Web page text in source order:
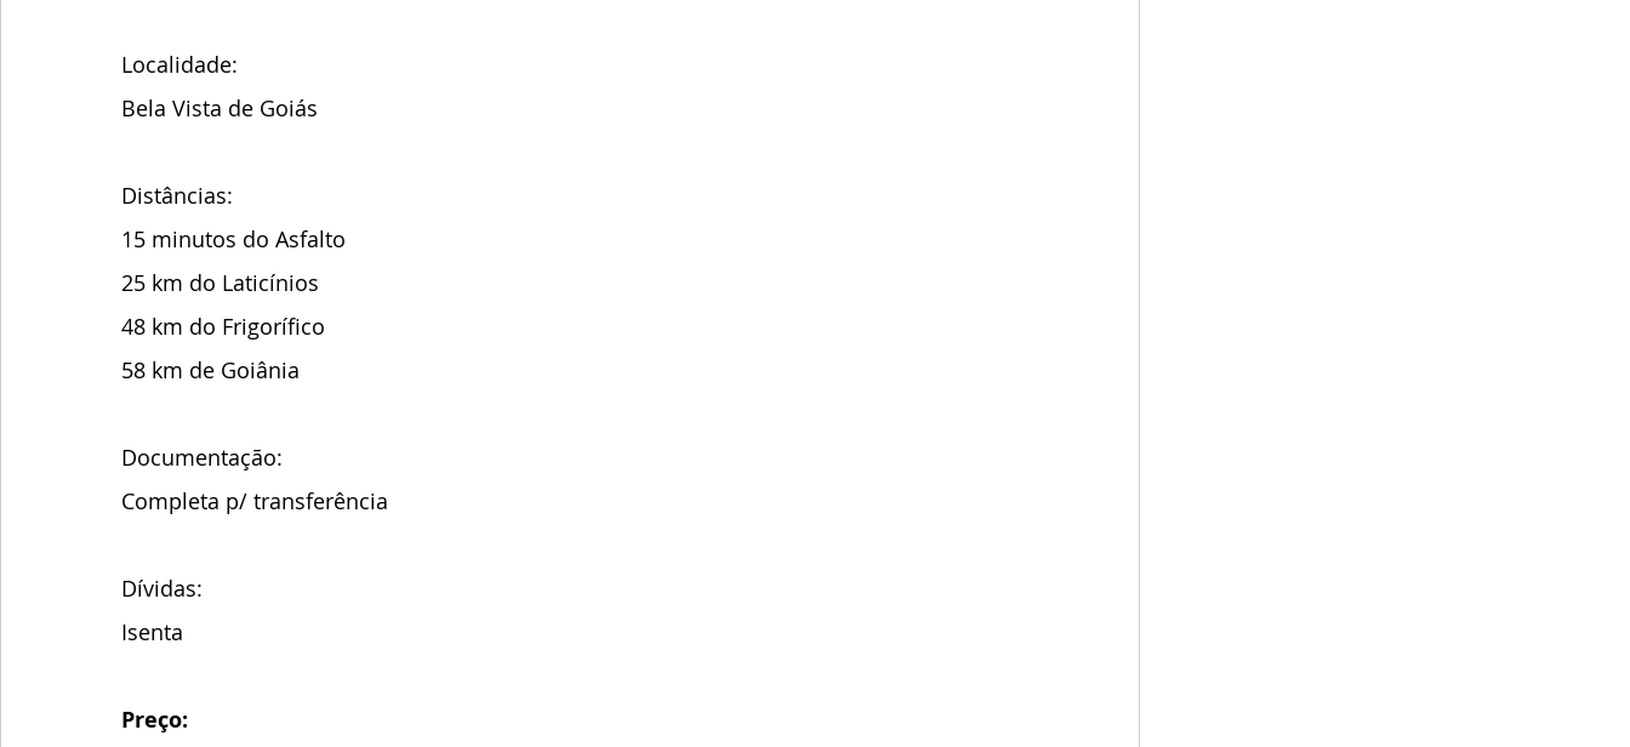
Localidade:
Bela Vista de Goiás
Distâncias:
15 minutos do Asfalto
25 km do Laticínios
48 km do Frigorífico
58 km de Goiânia
Documentação:
Completa p/ transferência
Dívidas:
Isenta
Preço: